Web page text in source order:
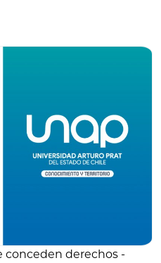
conceden derechos -